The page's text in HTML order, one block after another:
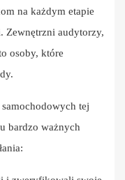
na każdym etapie
Zewnętrzni audytorzy,
osoby, które
tej
bardzo ważnych